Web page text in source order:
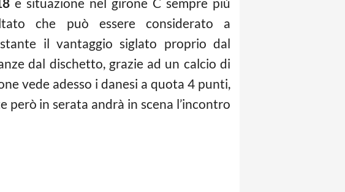
che può essere considerato a
il vantaggio siglato proprio dal
dal dischetto, grazie ad un calcio di
vede adesso i danesi a quota 4 punti,
però in serata andrà in scena l’incontro